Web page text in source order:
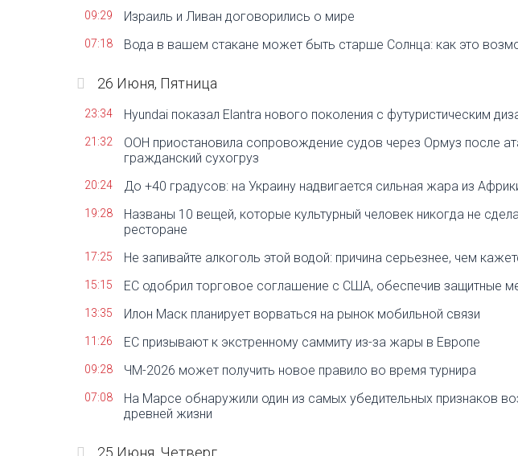
09:29 Израиль и Ливан договорились о мире
07:18 Вода в вашем стакане может быть старше Солнца: как это
26 Июня, Пятница
23:34 Hyundai показал Elantra нового поколения с футуристическим
21:32
ООН приостановила сопровождение судов через Ормуз после
гражданский сухогруз
20:24 До +40 градусов: на Украину надвигается сильная жара из
19:28
Названы 10 вещей, которые культурный человек никогда не
ресторане
17:25 Не запивайте алкоголь этой водой: причина серьезнее, чем
15:15 ЕС одобрил торговое соглашение с США, обеспечив защитные
13:35 Илон Маск планирует ворваться на рынок мобильной связи
11:26 ЕС призывают к экстренному саммиту из-за жары в Европе
09:28 ЧМ-2026 может получить новое правило во время турнира
07:08
На Марсе обнаружили один из самых убедительных признаков
древней жизни
25 Июня, Четверг